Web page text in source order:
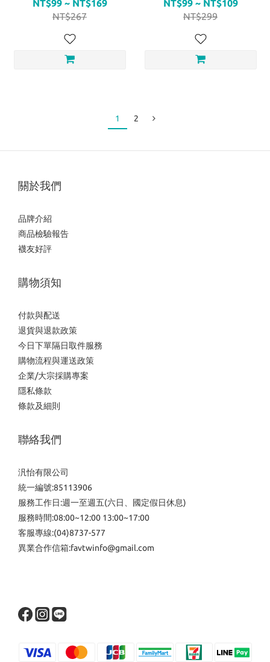
NT$99 ~ NT$169
NT$267
NT$99 ~ NT$109
NT$299
1 2
關於我們
品牌介紹
商品檢驗報告
襪友好評
購物須知
付款與配送
退貨與退款政策
今日下單隔日取件服務
購物流程與運送政策
企業/大宗採購專案
隱私條款
條款及細則
聯絡我們
汎怡有限公司
統一編號:85113906
服務工作日:週一至週五(六日、國定假日休息)
服務時間:08:00~12:00 13:00~17:00
客服專線:(04)8737-577
異業合作信箱:favtwinfo@gmail.com